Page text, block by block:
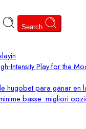
Search
Play for the
hugobet para ganar en
basse: migliori